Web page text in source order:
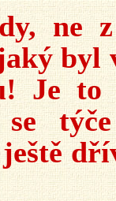
ne z
Je
týče